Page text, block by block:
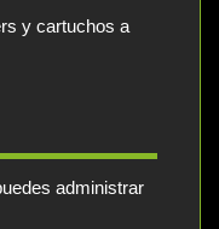
y cartuchos a
administrar